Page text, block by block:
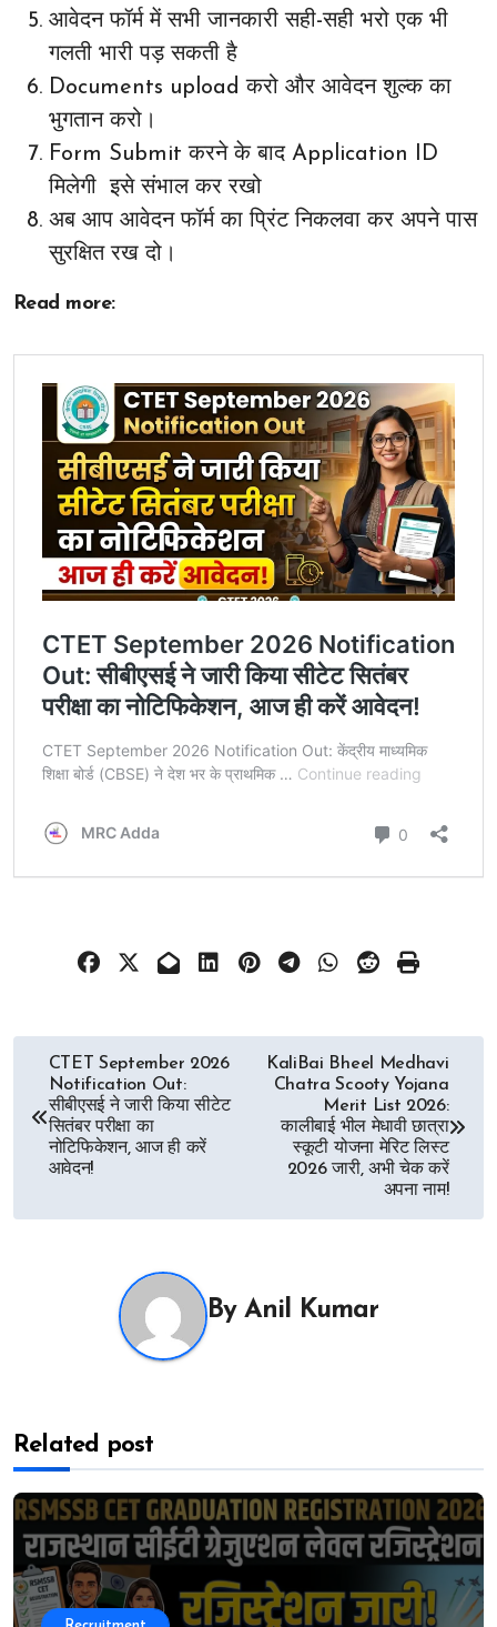
आवेदन फॉर्म में सभी जानकारी सही-सही भरो एक भी
गलती भारी पड़ सकती है
Documents upload करो और आवेदन शुल्क का
भुगतान करो।
Form Submit करने के बाद Application ID
मिलेगी इसे संभाल कर रखो
अब आप आवेदन फॉर्म का प्रिंट निकलवा कर अपने पास
सुरक्षित रख दो।
Read more:
Post
navigation
CTET September 2026
Notification Out:
सीबीएसई ने जारी किया सीटेट
सितंबर परीक्षा का
नोटिफिकेशन, आज ही करें
आवेदन!
KaliBai Bheel Medhavi
Chatra Scooty Yojana
Merit List 2026:
कालीबाई भील मेधावी छात्रा
स्कूटी योजना मेरिट लिस्ट
2026 जारी, अभी चेक करें
अपना नाम!
ByAnil Kumar
Related post